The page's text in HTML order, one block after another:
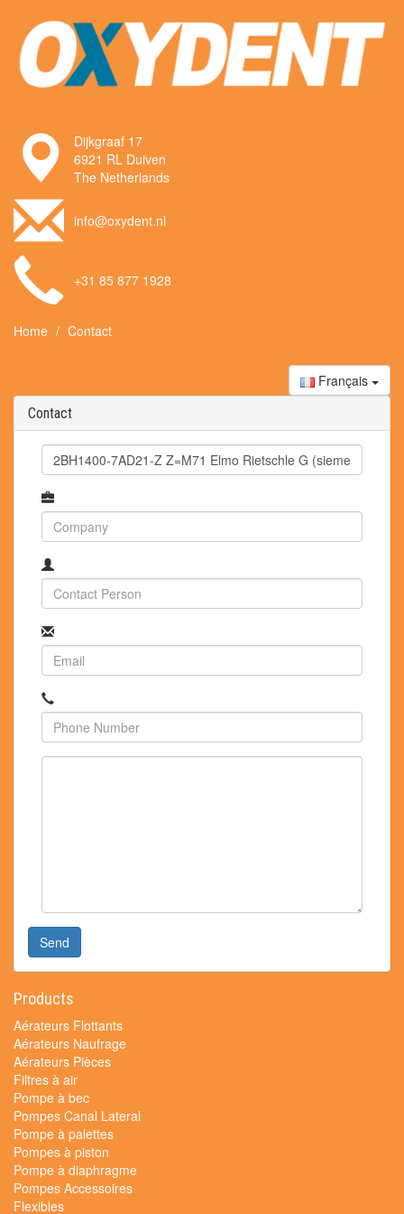
Dijkgraaf 17
6921 RL Duiven
The Netherlands
info@oxydent.nl
+31 85 877 1928
Home Contact
Français
Contact
Send
Products
Aérateurs Flottants
Aérateurs Naufrage
Aérateurs Pièces
Filtres à air
Pompe à bec
Pompes Canal Lateral
Pompe à palettes
Pompes à piston
Pompe à diaphragme
Pompes Accessoires
Flexibles